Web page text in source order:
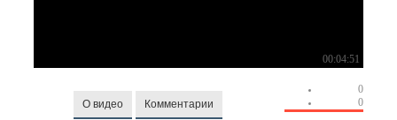
00:04:51
О видео Комментарии
0
0